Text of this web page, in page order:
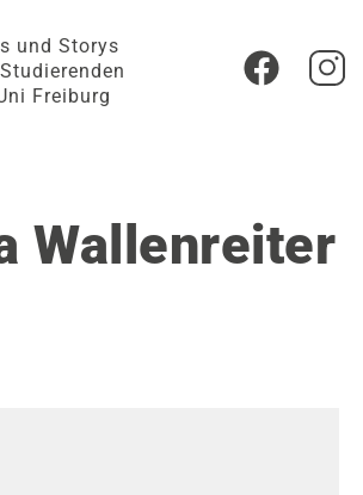
und Storys
Freiburg
Wallenreiter